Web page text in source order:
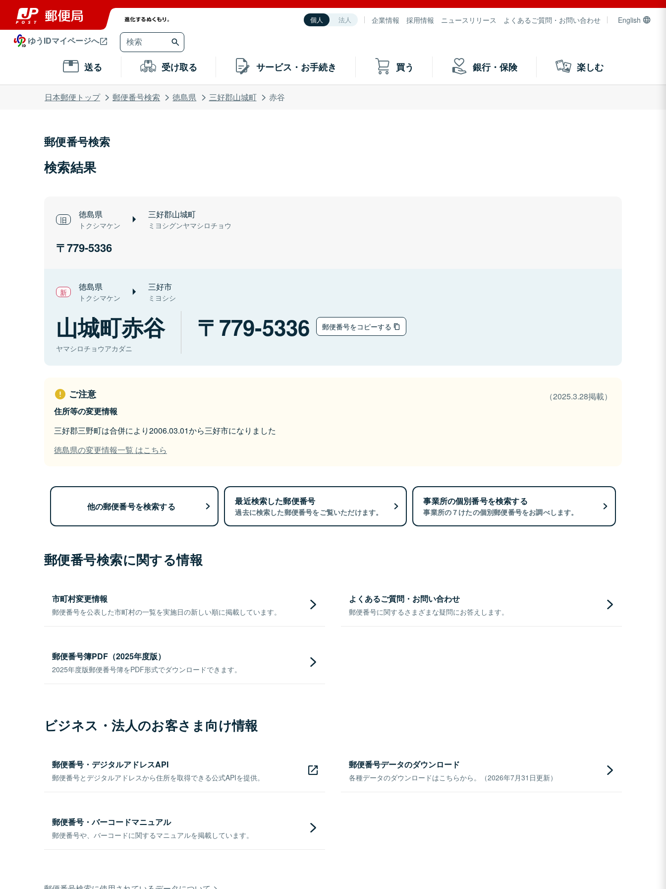
個人 法人 企業情報 採用情報 ニュースリリース よくあるご質問・お問い合わせ English
ゆうIDマイページへ
送る 受け取る サービス・お手続き 買う 銀行・保険 楽しむ
日本郵便トップ 郵便番号検索 徳島県 三好郡山城町 赤谷
郵便番号検索
検索結果
徳島県
トクシマケン
三好郡山城町
ミヨシグンヤマシロチョウ
779-5336
徳島県
トクシマケン
三好市
ミヨシシ
山城町赤谷
ヤマシロチョウアカダニ
779-5336 郵便番号をコピーする
ご注意
（2025.3.28掲載）
住所等の変更情報
三好郡三野町は合併により2006.03.01から三好市になりました
徳島県の変更情報一覧 はこちら
他の郵便番号を検索する 最近検索した郵便番号
過去に検索した郵便番号をご覧いただけます。
事業所の個別番号を検索する
事業所の７けたの個別郵便番号をお調べします。
郵便番号検索に関する情報
市町村変更情報
郵便番号を公表した市町村の一覧を実施日の新しい順に掲載しています。
よくあるご質問・お問い合わせ
郵便番号に関するさまざまな疑問にお答えします。
郵便番号簿PDF（2025年度版）
2025年度版郵便番号簿をPDF形式でダウンロードできます。
ビジネス・法人のお客さま向け情報
郵便番号・デジタルアドレスAPI
郵便番号とデジタルアドレスから住所を取得できる公式APIを提供。
郵便番号データのダウンロード
各種データのダウンロードはこちらから。（2026年7月31日更新）
郵便番号・バーコードマニュアル
郵便番号や、バーコードに関するマニュアルを掲載しています。